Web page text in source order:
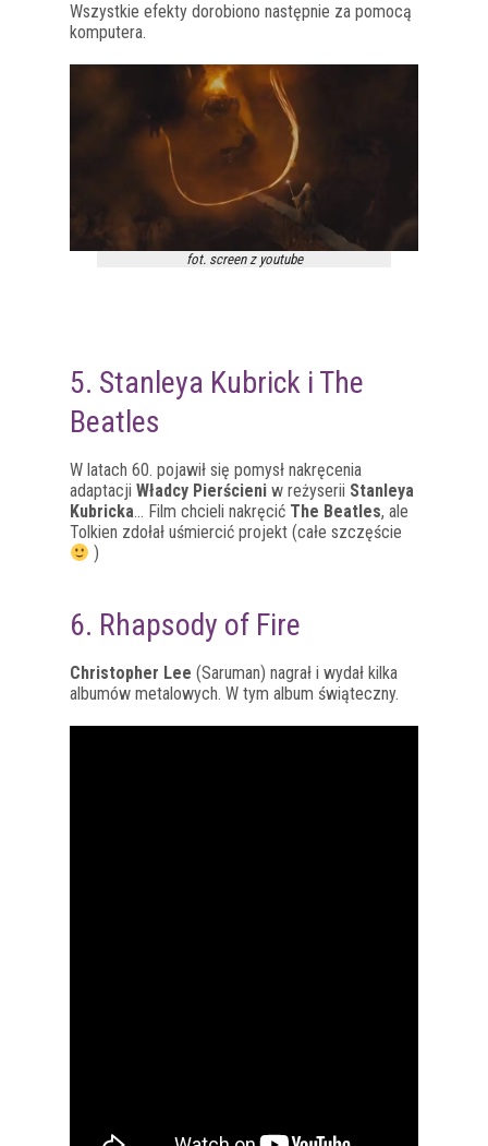
Wszystkie efekty dorobiono następnie za pomocą
komputera.
fot. screen z youtube
5. Stanleya Kubrick i The
Beatles
W latach 60. pojawił się pomysł nakręcenia
adaptacji Władcy Pierścieni w reżyserii Stanleya
Kubricka… Film chcieli nakręcić The Beatles, ale
Tolkien zdołał uśmiercić projekt (całe szczęście
)
6. Rhapsody of Fire
Christopher Lee (Saruman) nagrał i wydał kilka
albumów metalowych. W tym album świąteczny.